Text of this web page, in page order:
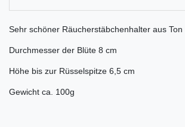
Sehr schöner Räucherstäbchenhalter aus Ton
Durchmesser der Blüte 8 cm
Höhe bis zur Rüsselspitze 6,5 cm
Gewicht ca. 100g